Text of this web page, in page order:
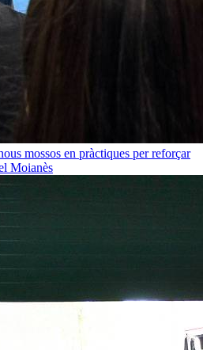
mossos en pràctiques per reforçar
Moianès